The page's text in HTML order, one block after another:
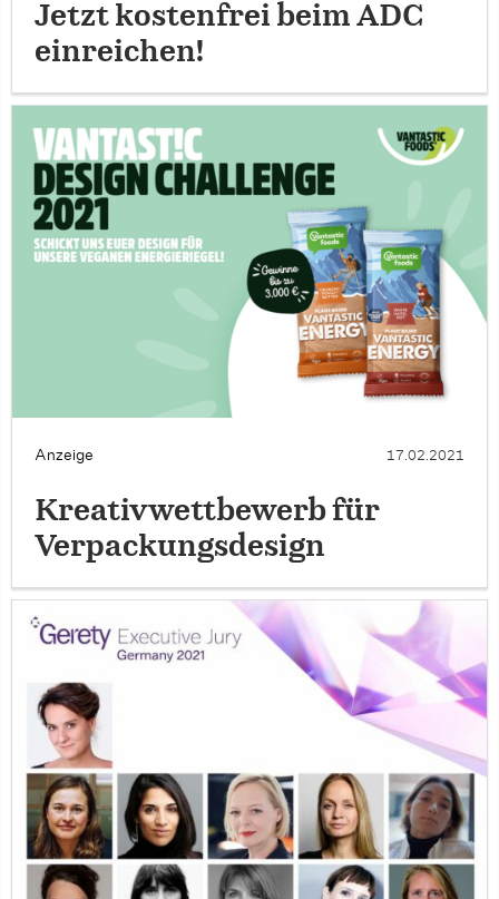
Jetzt kostenfrei beim ADC
einreichen!
Anzeige 17.02.2021
Kreativwettbewerb für
Verpackungsdesign